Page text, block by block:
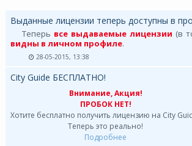
Выданные лицензии теперь доступны в
Теперь все выдаваемые лицензии (в
видны в личном профиле.
28-05-2015, 13:38
City Guide БЕСПЛАТНО!
Внимание, Акция!
ПРОБОК НЕТ!
Хотите бесплатно получить лицензию на City
Теперь это реально!
Подробнее